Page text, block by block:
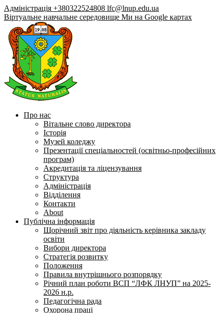
Адміністрація +380322524808 lfc@lnup.edu.ua
Віртуальне навчальне середовище Ми на Google картах
Про нас
Вітальне слово директора
Історія
Музей коледжу
Презентації спеціальностей (освітньо-професійних
програм)
Акредитація та ліцензування
Структура
Адміністрація
Відділення
Контакти
About
Публічна інформація
Щорічний звіт про діяльність керівника закладу
освіти
Вибори директора
Стратегія розвитку
Положення
Правила внутрішнього розпорядку
Річний план роботи ВСП “ЛФК ЛНУП” на 2025-
2026 н.р.
Педагогічна рада
Охорона праці